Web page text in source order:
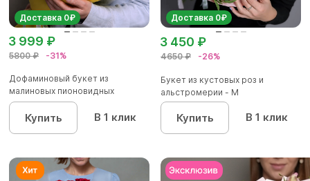
Доставка 0₽
5800 ₽ -31%
3 999 ₽
Дофаминовый букет из
малиновых пионовидных
кустовых роз...
Купить В 1 клик
Доставка 0₽
4650 ₽ -26%
3 450 ₽
Букет из кустовых роз и
альстромерии - М
Купить В 1 клик